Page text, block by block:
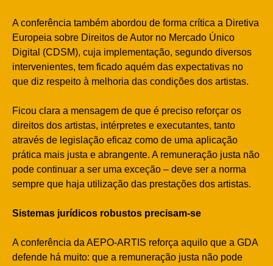
A conferência também abordou de forma crítica a Diretiva
Europeia sobre Direitos de Autor no Mercado Único
Digital (CDSM), cuja implementação, segundo diversos
intervenientes, tem ficado aquém das expectativas no
que diz respeito à melhoria das condições dos artistas.
Ficou clara a mensagem de que é preciso reforçar os
direitos dos artistas, intérpretes e executantes, tanto
através de legislação eficaz como de uma aplicação
prática mais justa e abrangente. A remuneração justa não
pode continuar a ser uma exceção – deve ser a norma
sempre que haja utilização das prestações dos artistas.
Sistemas jurídicos robustos precisam-se
A conferência da AEPO-ARTIS reforça aquilo que a GDA
defende há muito: que a remuneração justa não pode